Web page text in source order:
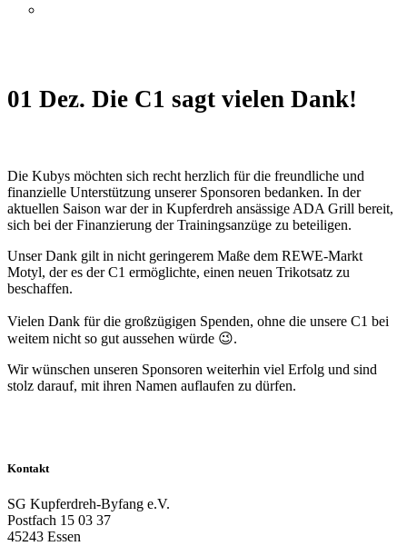
01 Dez. Die C1 sagt vielen Dank!
Die Kubys möchten sich recht herzlich für die freundliche und
finanzielle Unterstützung unserer Sponsoren bedanken. In der
aktuellen Saison war der in Kupferdreh ansässige ADA Grill bereit,
sich bei der Finanzierung der Trainingsanzüge zu beteiligen.
Unser Dank gilt in nicht geringerem Maße dem REWE-Markt
Motyl, der es der C1 ermöglichte, einen neuen Trikotsatz zu
beschaffen.
Vielen Dank für die großzügigen Spenden, ohne die unsere C1 bei
weitem nicht so gut aussehen würde 😉.
Wir wünschen unseren Sponsoren weiterhin viel Erfolg und sind
stolz darauf, mit ihren Namen auflaufen zu dürfen.
Kontakt
SG Kupferdreh-Byfang e.V.
Postfach 15 03 37
45243 Essen